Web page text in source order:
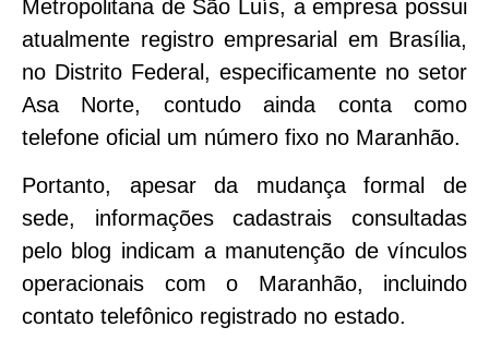
Metropolitana de São Luís, a empresa possui
atualmente registro empresarial em Brasília,
no Distrito Federal, especificamente no setor
Asa Norte, contudo ainda conta como
telefone oficial um número fixo no Maranhão.
Portanto, apesar da mudança formal de
sede, informações cadastrais consultadas
pelo blog indicam a manutenção de vínculos
operacionais com o Maranhão, incluindo
contato telefônico registrado no estado.